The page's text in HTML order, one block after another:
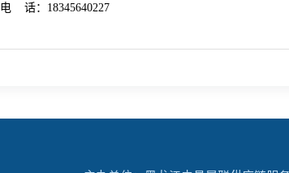
电 话： 18345640227